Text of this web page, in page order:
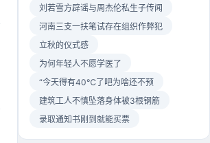
刘若雪方辟谣与周杰伦私生子传闻
河南三支一扶笔试存在组织作弊犯
立秋的仪式感
为何年轻人不愿学医了
“今天得有40℃了吧为啥还不预
建筑工人不慎坠落身体被3根钢筋
录取通知书刚到就能买票